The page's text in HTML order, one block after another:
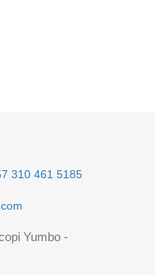
310 461 5185
Yumbo -